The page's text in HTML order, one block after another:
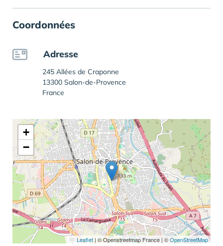
Coordonnées
Adresse
245 Allées de Craponne
13300 Salon-de-Provence
France
+
−
Leaflet|© Openstreetmap France | ©OpenStreetMap